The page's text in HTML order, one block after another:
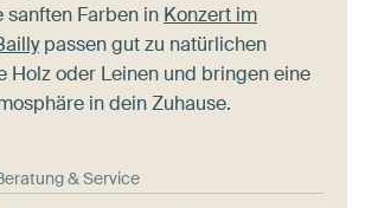
sanften Farben in Konzert im
passen gut zu natürlichen
Holz oder Leinen und bringen eine
in dein Zuhause.
& Service